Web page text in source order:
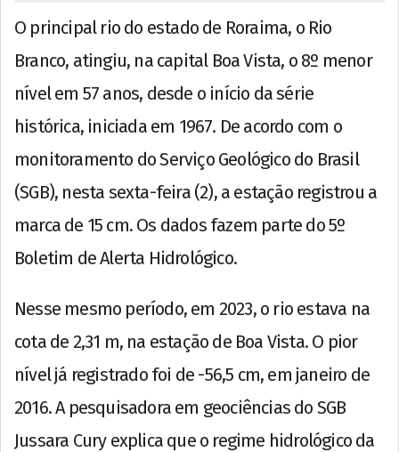
O principal rio do estado de Roraima, o Rio
Branco, atingiu, na capital Boa Vista, o 8º menor
nível em 57 anos, desde o início da série
histórica, iniciada em 1967. De acordo com o
monitoramento do Serviço Geológico do Brasil
(SGB), nesta sexta-feira (2), a estação registrou a
marca de 15 cm. Os dados fazem parte do 5º
Boletim de Alerta Hidrológico.
Nesse mesmo período, em 2023, o rio estava na
cota de 2,31 m, na estação de Boa Vista. O pior
nível já registrado foi de -56,5 cm, em janeiro de
2016. A pesquisadora em geociências do SGB
Jussara Cury explica que o regime hidrológico da